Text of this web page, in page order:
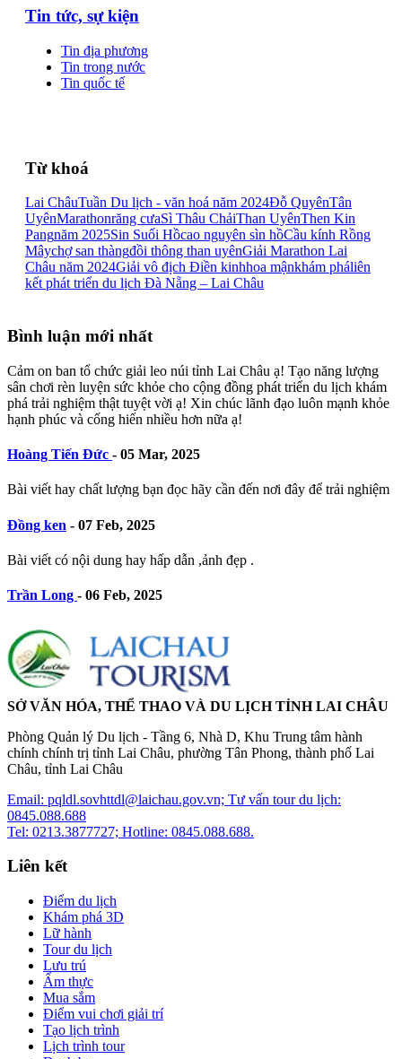
Tin tức, sự kiện
Tin địa phương
Tin trong nước
Tin quốc tế
Từ khoá
Lai ChâuTuần Du lịch - văn hoá năm 2024Đỗ QuyênTân
UyênMarathonrăng cưaSì Thâu ChảiThan UyênThen Kin
Pangnăm 2025Sin Suối Hồcao nguyên sìn hồCầu kính Rồng
Mâychợ san thàngđồi thông than uyênGiải Marathon Lai
Châu năm 2024Giải vô địch Điền kinhhoa mậnkhám pháliên
kết phát triển du lịch Đà Nẵng – Lai Châu
Bình luận mới nhất
Cảm on ban tổ chức giải leo núi tỉnh Lai Châu ạ! Tạo năng lượng
sân chơi rèn luyện sức khỏe cho cộng đồng phát triển du lịch khám
phá trải nghiệm thật tuyệt vời ạ! Xin chúc lãnh đạo luôn mạnh khỏe
hạnh phúc và cống hiến nhiều hơn nữa ạ!
Hoàng Tiến Đức - 05 Mar, 2025
Bài viết hay chất lượng bạn đọc hãy cần đến nơi đây để trải nghiệm
Đồng ken - 07 Feb, 2025
Bài viết có nội dung hay hấp dẫn ,ảnh đẹp .
Trần Long - 06 Feb, 2025
SỞ VĂN HÓA, THỂ THAO VÀ DU LỊCH TỈNH LAI CHÂU
Phòng Quản lý Du lịch - Tầng 6, Nhà D, Khu Trung tâm hành
chính chính trị tỉnh Lai Châu, phường Tân Phong, thành phố Lai
Châu, tỉnh Lai Châu
Email: pqldl.sovhttdl@laichau.gov.vn; Tư vấn tour du lịch:
0845.088.688
Tel: 0213.3877727; Hotline: 0845.088.688.
Liên kết
Điểm du lịch
Khám phá 3D
Lữ hành
Tour du lịch
Lưu trú
Ẩm thực
Mua sắm
Điểm vui chơi giải trí
Tạo lịch trình
Lịch trình tour